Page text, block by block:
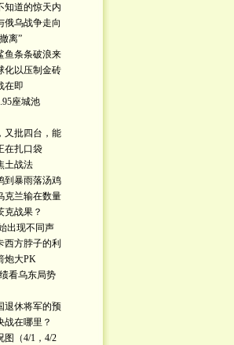
知道的惊天内
俄乌战争走向
离”
鱼条条破浪来
化以压制金砖
在即
座城池
又批四台，能
在扎口袋
土战法
到暴雨落汤鸡
克兰输在数量
克战果？
出现不同声
西方脖子的利
炮大PK
看乌东局势
退休将军的预
战在哪里？
图（4/1，4/2